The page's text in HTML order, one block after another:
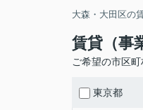
大森・大田区の
賃貸（事
ご希望の市区
東京都